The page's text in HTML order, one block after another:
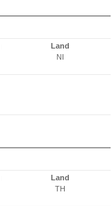
Land
NI
Land
TH